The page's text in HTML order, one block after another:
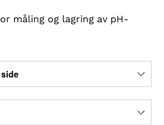
måling og lagring av pH-